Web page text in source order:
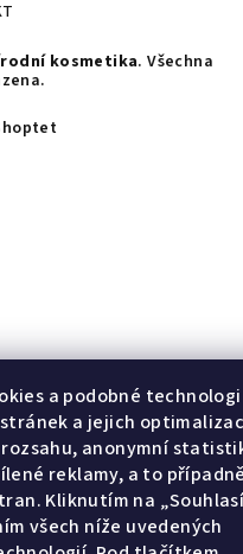
a podobné
a jejich
anonymní
reklamy, a to
Kliknutím na
všech níže uvedených
kosmetika. Všechna